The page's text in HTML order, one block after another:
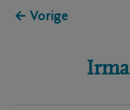
← Vorige
Irma